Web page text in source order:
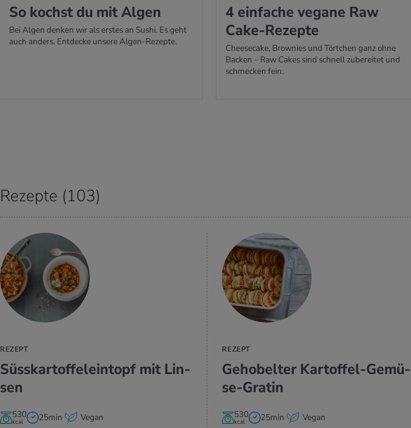
So kochst du mit Algen
Bei Algen denken wir als erstes an Sushi. Es geht
auch anders. Entdecke unsere Algen-Rezepte.
4 ein­fa­che ve­ga­ne Raw
Cake-Re­zep­te
Cheesecake, Brownies und Törtchen ganz ohne
Backen – Raw Cakes sind schnell zubereitet und
schmecken fein.
Rezepte (103)
REZEPT
Süss­kar­tof­fel­ein­topf mit Lin­
sen
530
kcal 25min Vegan
REZEPT
Ge­ho­bel­ter Kar­tof­fel-Ge­mü­
se-Gra­tin
530
kcal 25min Vegan